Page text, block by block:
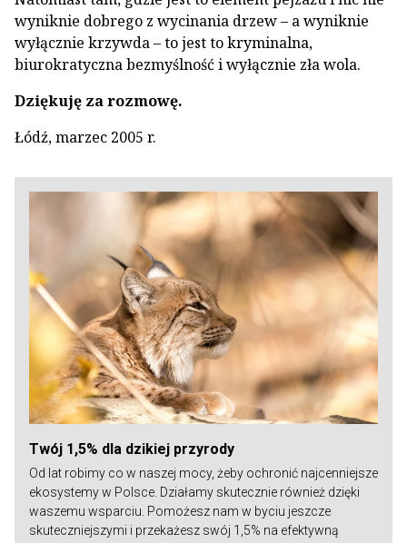
wyniknie dobrego z wycinania drzew – a wyniknie
wyłącznie krzywda – to jest to kryminalna,
biurokratyczna bezmyślność i wyłącznie zła wola.
Dziękuję za rozmowę.
Łódź, marzec 2005 r.
Twój 1,5% dla dzikiej przyrody
Od lat robimy co w naszej mocy, żeby ochronić najcenniejsze
ekosystemy w Polsce. Działamy skutecznie również dzięki
waszemu wsparciu. Pomożesz nam w byciu jeszcze
skuteczniejszymi i przekażesz swój 1,5% na efektywną